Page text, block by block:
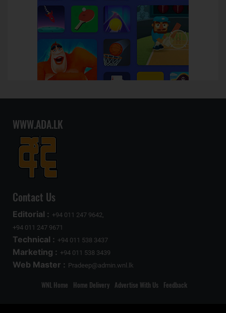
WWW.ADA.LK
Contact Us
Editorial : +94 011 247 9642,
+94 011 247 9671
Technical : +94 011 538 3437
Marketing : +94 011 538 3439
Web Master : Pradeep@admin.wnl.lk
WNL Home Home Delivery Advertise With Us Feedback